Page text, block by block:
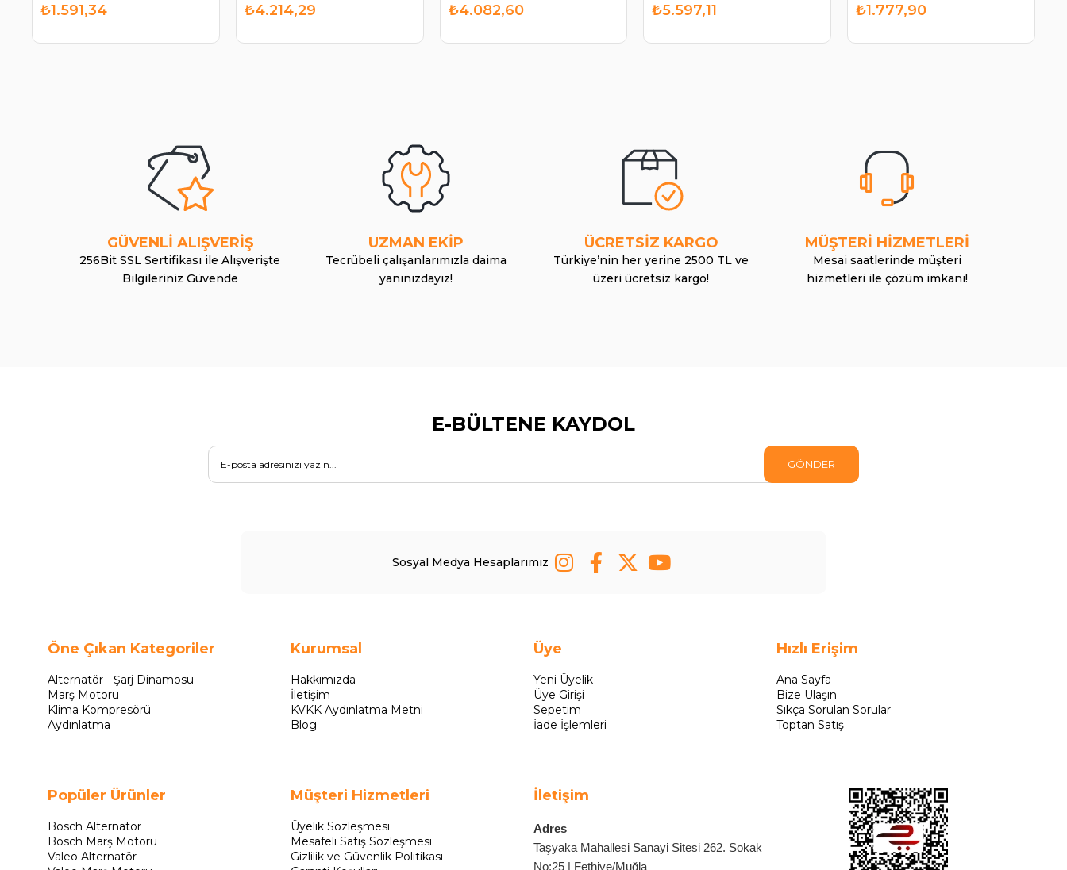
₺1.591,34 ₺4.214,29 ₺4.082,60 ₺5.597,11 ₺1.777,90
GÜVENLİ ALIŞVERİŞ
256Bit SSL Sertifikası ile Alışverişte
Bilgileriniz Güvende
UZMAN EKİP
Tecrübeli çalışanlarımızla daima
yanınızdayız!
ÜCRETSİZ KARGO
Türkiye’nin her yerine 2500 TL ve
üzeri ücretsiz kargo!
MÜŞTERİ HİZMETLERİ
Mesai saatlerinde müşteri
hizmetleri ile çözüm imkanı!
E-BÜLTENE KAYDOL
GÖNDER
Sosyal Medya Hesaplarımız
Öne Çıkan Kategoriler
Alternatör - Şarj Dinamosu
Marş Motoru
Klima Kompresörü
Aydınlatma
Popüler Ürünler
Bosch Alternatör
Bosch Marş Motoru
Valeo Alternatör
Kurumsal
Hakkımızda
İletişim
KVKK Aydınlatma Metni
Blog
Müşteri Hizmetleri
Üyelik Sözleşmesi
Mesafeli Satış Sözleşmesi
Gizlilik ve Güvenlik Politikası
Üye
Yeni Üyelik
Üye Girişi
Sepetim
İade İşlemleri
İletişim
Adres
Taşyaka Mahallesi Sanayi Sitesi 262. Sokak
No:25 | Fethiye/Muğla
Hızlı Erişim
Ana Sayfa
Bize Ulaşın
Sıkça Sorulan Sorular
Toptan Satış